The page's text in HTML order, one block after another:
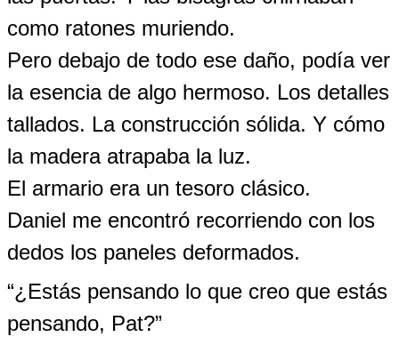
como ratones muriendo.
Pero debajo de todo ese daño, podía ver
la esencia de algo hermoso. Los detalles
tallados. La construcción sólida. Y cómo
la madera atrapaba la luz.
El armario era un tesoro clásico.
Daniel me encontró recorriendo con los
dedos los paneles deformados.
“¿Estás pensando lo que creo que estás
pensando, Pat?”